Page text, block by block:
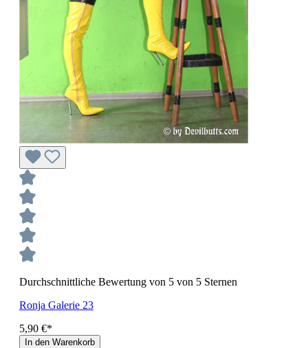
Durchschnittliche Bewertung von 5 von 5 Sternen
Ronja Galerie 23
5,90 €*
In den Warenkorb